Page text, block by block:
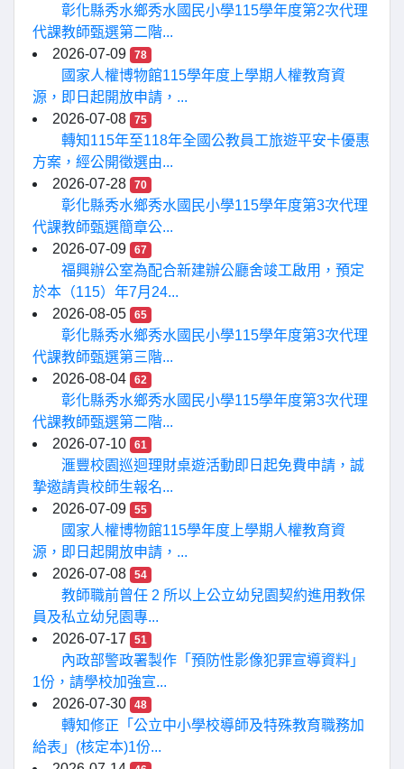
彰化縣秀水鄉秀水國民小學115學年度第2次代理
代課教師甄選第二階...
2026-07-09
78
國家人權博物館115學年度上學期人權教育資
源，即日起開放申請，...
2026-07-08
75
轉知115年至118年全國公教員工旅遊平安卡優惠
方案，經公開徵選由...
2026-07-28
70
彰化縣秀水鄉秀水國民小學115學年度第3次代理
代課教師甄選簡章公...
2026-07-09
67
福興辦公室為配合新建辦公廳舍竣工啟用，預定
於本（115）年7月24...
2026-08-05
65
彰化縣秀水鄉秀水國民小學115學年度第3次代理
代課教師甄選第三階...
2026-08-04
62
彰化縣秀水鄉秀水國民小學115學年度第3次代理
代課教師甄選第二階...
2026-07-10
61
滙豐校園巡迴理財桌遊活動即日起免費申請，誠
摯邀請貴校師生報名...
2026-07-09
55
國家人權博物館115學年度上學期人權教育資
源，即日起開放申請，...
2026-07-08
54
教師職前曾任 2 所以上公立幼兒園契約進用教保
員及私立幼兒園專...
2026-07-17
51
內政部警政署製作「預防性影像犯罪宣導資料」
1份，請學校加強宣...
2026-07-30
48
轉知修正「公立中小學校導師及特殊教育職務加
給表」(核定本)1份...